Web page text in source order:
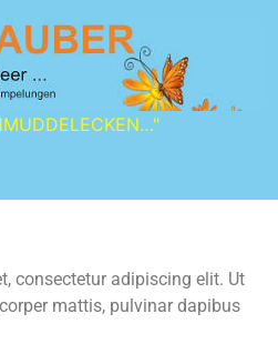
consectetur adipiscing elit. Ut
mattis, pulvinar dapibus